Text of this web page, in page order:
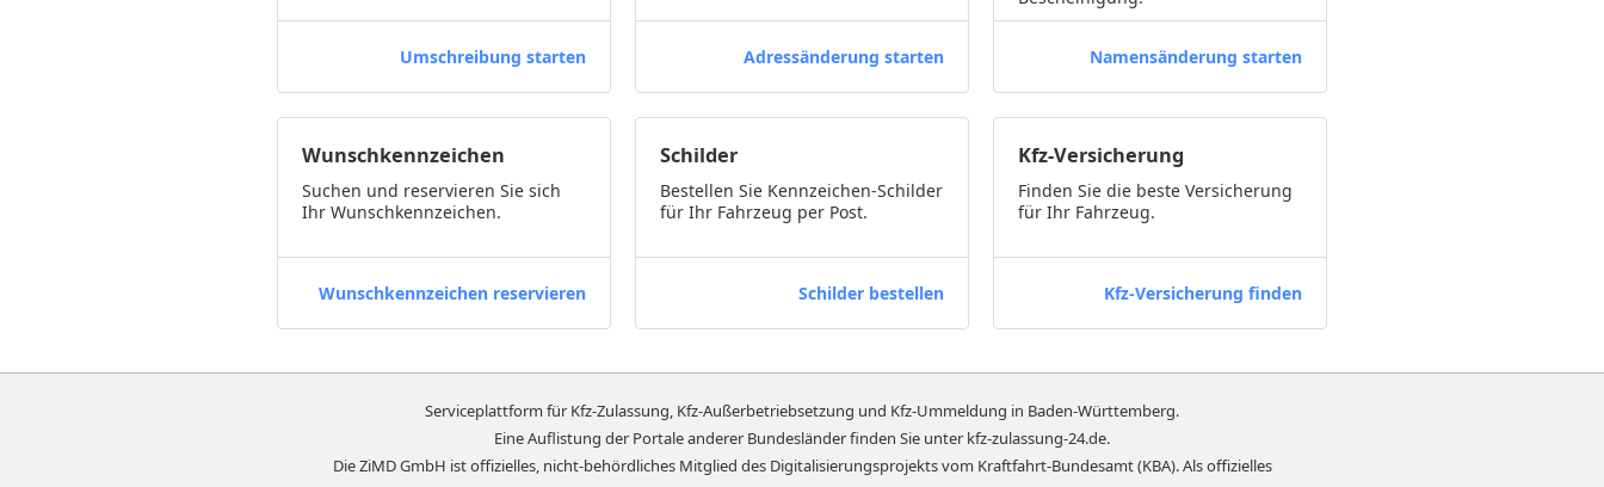
Umschreibung starten Adressänderung starten Namensänderung starten
Wunschkennzeichen
Suchen und reservieren Sie sich
Ihr Wunschkennzeichen.
Wunschkennzeichen reservieren
Schilder
Bestellen Sie Kennzeichen-Schilder
für Ihr Fahrzeug per Post.
Schilder bestellen
Kfz-Versicherung
Finden Sie die beste Versicherung
für Ihr Fahrzeug.
Kfz-Versicherung finden
Serviceplattform für Kfz-Zulassung, Kfz-Außerbetriebsetzung und Kfz-Ummeldung in Baden-Württemberg.
Eine Auflistung der Portale anderer Bundesländer finden Sie unter kfz-zulassung-24.de.
Die ZiMD GmbH ist offizielles, nicht-behördliches Mitglied des Digitalisierungsprojekts vom Kraftfahrt-Bundesamt (KBA). Als offizielles